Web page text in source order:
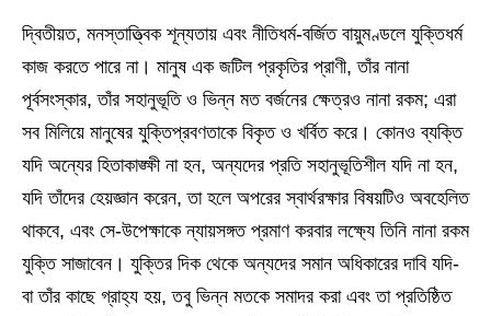
দ্বিতীয়ত, মনস্তাত্ত্বিক শূন্যতায় এবং নীতিধর্ম-বর্জিত বায়ুমণ্ডলে যুক্তিধর্ম
কাজ করতে পারে না। মানুষ এক জটিল প্রকৃতির প্রাণী, তাঁর নানা
পূর্বসংস্কার, তাঁর সহানুভূতি ও ভিন্ন মত বর্জনের ক্ষেত্রও নানা রকম; এরা
সব মিলিয়ে মানুষের যুক্তিপ্রবণতাকে বিকৃত ও খর্বিত করে। কোনও ব্যক্তি
যদি অন্যের হিতাকাঙ্ক্ষী না হন, অন্যদের প্রতি সহানুভূতিশীল যদি না হন,
যদি তাঁদের হেয়জ্ঞান করেন, তা হলে অপরের স্বার্থরক্ষার বিষয়টিও অবহেলিত
থাকবে, এবং সে-উপেক্ষাকে ন্যায়সঙ্গত প্রমাণ করবার লক্ষ্যে তিনি নানা রকম
যুক্তি সাজাবেন। যুক্তির দিক থেকে অন্যদের সমান অধিকারের দাবি যদি-
বা তাঁর কাছে গ্রাহ্য হয়, তবু ভিন্ন মতকে সমাদর করা এবং তা প্রতিষ্ঠিত